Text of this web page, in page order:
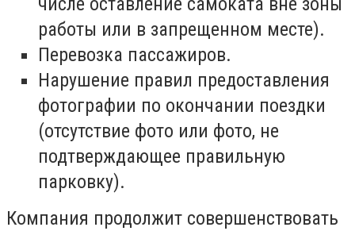
работы или в запрещенном месте).
Перевозка пассажиров.
Нарушение правил предоставления
фотографии по окончании поездки
(отсутствие фото или фото, не
подтверждающее правильную
парковку).
Компания продолжит совершенствовать